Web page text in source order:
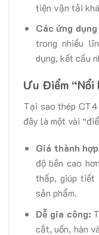
tiện vận tải
Các ứng
trong nhiều
dụng, kết cấu
Ưu Điểm “Nổi
Tại sao thép
đây là một vài
Giá thành
độ bền cao
thấp, giúp tiết
sản phẩm.
Dễ gia công:
cắt, uốn, hàn